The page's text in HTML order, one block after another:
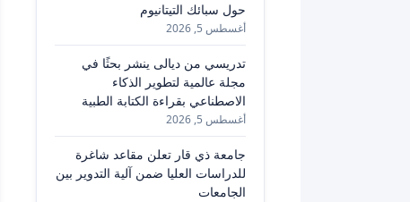
حول سبائك التيتانيوم
أغسطس 5, 2026
تدريسي من ديالى ينشر بحثًا في
مجلة عالمية لتطوير الذكاء
الاصطناعي بقراءة الكتابة الطبية
أغسطس 5, 2026
جامعة ذي قار تعلن مقاعد شاغرة
للدراسات العليا ضمن آلية التدوير بين
الجامعات